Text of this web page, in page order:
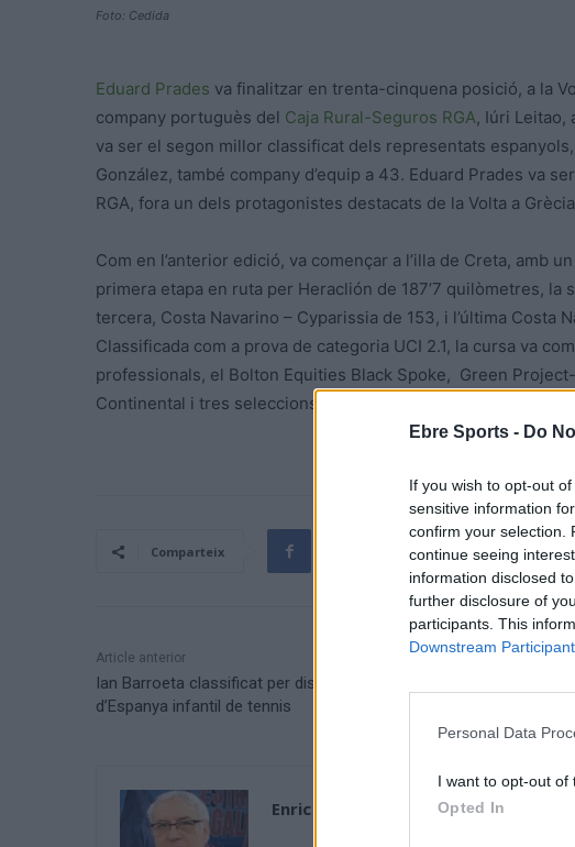
Ebre Sports - Do
If you wish to opt-out
sensitive information
confirm your selection.
continue seeing
information disclosed
further disclosure of
participants. This
Downstream
Personal Data
I want to opt-out of
Opted In
Foto: Cedida
Eduard Prades va finalitzar en trenta-cinquena posició, a la
company portuguès del Caja Rural-Seguros RGA, Iúri Leitao,
va ser el segon millor classificat dels representats
González, també company d’equip a 43. Eduard Prades va
RGA, fora un dels protagonistes destacats de la Volta a
Com en l’anterior edició, va començar a l’illa de Creta, amb
primera etapa en ruta per Heraclión de 187’7 quilòmetres, la
tercera, Costa Navarino – Cyparissia de 153, i l’última Costa
Classificada com a prova de categoria UCI 2.1, la cursa va
professionals, el Bolton Equities Black Spoke, Green
Continental i tres seleccions nacionals.
Comparteix
Article anterior
Ian Barroeta classificat per disputar el Campionat
d’Espanya infantil de tennis
Enric Alguero